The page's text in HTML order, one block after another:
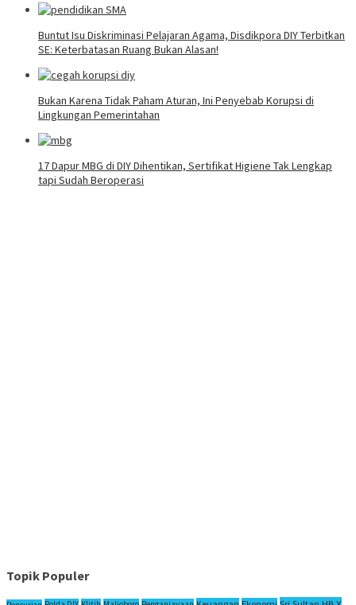
Buntut Isu Diskriminasi Pelajaran Agama, Disdikpora DIY Terbitkan
SE: Keterbatasan Ruang Bukan Alasan!
Bukan Karena Tidak Paham Aturan, Ini Penyebab Korupsi di
Lingkungan Pemerintahan
17 Dapur MBG di DIY Dihentikan, Sertifikat Higiene Tak Lengkap
tapi Sudah Beroperasi
Topik Populer